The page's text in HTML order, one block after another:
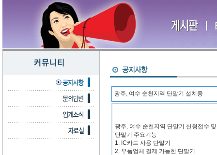
광주, 여수 순천지역 단말기 설치중
광주, 여수 순천지역 단말기 신청접수
단말기 주요기능
1. IC카드 사용 단말기
2. 부품업체 결제 가능한 단말기